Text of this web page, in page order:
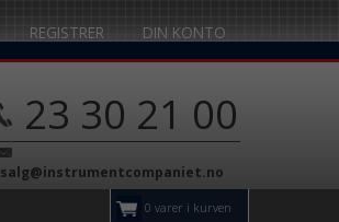
REGISTRER DIN KONTO
23 30 21 00
salg@instrumentcompaniet.no
0 varer i kurven